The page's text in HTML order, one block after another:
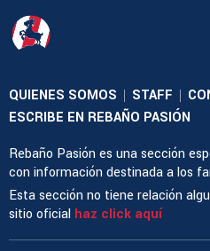
QUIENES SOMOS | STAFF |
ESCRIBE EN REBAÑO PASIÓN
Rebaño Pasión es una sección
con información destinada a los
Esta sección no tiene relación
sitio oficial haz click aquí